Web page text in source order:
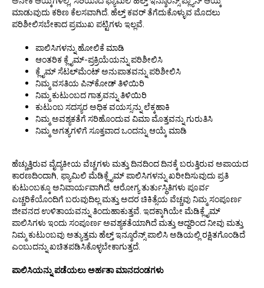
ಮಾಡುವುದು ಕಠಿಣ ಕೆಲಸವಾಗಿದೆ. ಹೆಲ್ತ್ ಕವರ್ ತೆಗೆದುಕೊಳ್ಳುವ ಮೊದಲು
ಪರಿಶೀಲಿಸಬೇಕಾದ ಪ್ರಮುಖ ಪಟ್ಟಿಗಳು ಇಲ್ಲವೆ.
ಪಾಲಿಸಿಗಳನ್ನು ಹೋಲಿಕೆ ಮಾಡಿ
ಆಂತರಿಕ ಕ್ಲೈಮ್-ಪ್ರಕ್ರಿಯೆಯನ್ನು ಪರಿಶೀಲಿಸಿ
ಕ್ಲೈಮ್ ಸೆಟಲ್‌ಮೆಂಟ್ ಅನುಪಾತವನ್ನು ಪರಿಶೀಲಿಸಿ
ನಿಮ್ಮ ವಸತಿಯ ಪಿನ್‌ಕೋಡ್ ತಿಳಿಯಿರಿ
ನಿಮ್ಮ ಕುಟುಂಬದ ಗಾತ್ರವನ್ನು ತಿಳಿಯಿರಿ
ಕುಟುಂಬ ಸದಸ್ಯರ ಅಧಿಕ ವಯಸ್ಸನ್ನು ಲೆಕ್ಕಹಾಕಿ
ನಿಮ್ಮ ಅವಶ್ಯಕತೆಗೆ ಸರಿಹೊಂದುವ ವಿಮಾ ಮೊತ್ತವನ್ನು ಗುರುತಿಸಿ
ನಿಮ್ಮ ಅಗತ್ಯಗಳಿಗೆ ಸೂಕ್ತವಾದ ಒಂದನ್ನು ಆಯ್ಕೆ ಮಾಡಿ
ಹೆಚ್ಚುತ್ತಿರುವ ವೈದ್ಯಕೀಯ ವೆಚ್ಚಗಳು ಮತ್ತು ದಿನದಿಂದ ದಿನಕ್ಕೆ ಬರುತ್ತಿರುವ ಅಪಾಯದ
ಕಾರಣದಿಂದಾಗಿ, ಫ್ಯಾಮಿಲಿ ಮೆಡಿಕ್ಲೈಮ್ ಪಾಲಿಸಿಗಳನ್ನು ಖರೀದಿಸುವುದು ಪ್ರತಿ
ಕುಟುಂಬಕ್ಕೂ ಅನಿವಾರ್ಯವಾಗಿದೆ. ಆರೋಗ್ಯ ತುರ್ತುಸ್ಥಿತಿಗಳು ಪೂರ್ವ
ಎಚ್ಚರಿಕೆಯೊಂದಿಗೆ ಬರುವುದಿಲ್ಲ ಮತ್ತು ಅದರ ಚಿಕಿತ್ಸೆಯ ವೆಚ್ಚವು ನಿಮ್ಮ ಸಂಪೂರ್ಣ
ಜೀವನದ ಉಳಿತಾಯವನ್ನು ತಿಂದುಹಾಕುತ್ತವೆ. ಇದಕ್ಕಾಗಿಯೇ ಮೆಡಿಕ್ಲೈಮ್
ಪಾಲಿಸಿಗಳು ಇಂದು ಸಂಪೂರ್ಣ ಅವಶ್ಯಕತೆಯಾಗಿದೆ ಮತ್ತು ಆದ್ದರಿಂದ ನೀವು ಮತ್ತು
ನಿಮ್ಮ ಕುಟುಂಬವು ಅತ್ಯುತ್ತಮ ಹೆಲ್ತ್ ಇನ್ಶೂರೆನ್ಸ್ ಪಾಲಿಸಿ ಅಡಿಯಲ್ಲಿ ರಕ್ಷಿತಗೊಂಡಿದೆ
ಎಂಬುದನ್ನು ಖಚಿತಪಡಿಸಿಕೊಳ್ಳಬೇಕಾಗುತ್ತದೆ.
ಪಾಲಿಸಿಯನ್ನು ಪಡೆಯಲು ಅರ್ಹತಾ ಮಾನದಂಡಗಳು